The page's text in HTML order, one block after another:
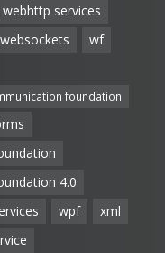
webhttp services
websockets
wf
foundation
4.0
wpf
xml